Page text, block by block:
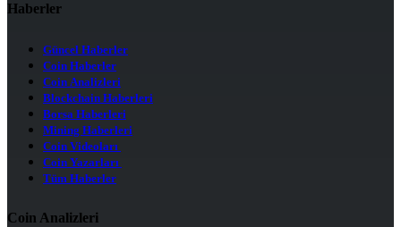
Haberler
Güncel Haberler
Coin Haberler
Coin Analizleri
Blockchain Haberleri
Borsa Haberleri
Mining Haberleri
Coin Videoları
Coin Yazarları
Tüm Haberler
Coin Analizleri